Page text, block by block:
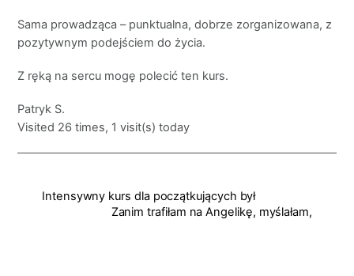
Sama prowadząca – punktualna, dobrze zorganizowana, z
pozytywnym podejściem do życia.
Z ręką na sercu mogę polecić ten kurs.
Patryk S.
Visited 26 times, 1 visit(s) today
Intensywny kurs dla początkujących był
Zanim trafiłam na Angelikę, myślałam,